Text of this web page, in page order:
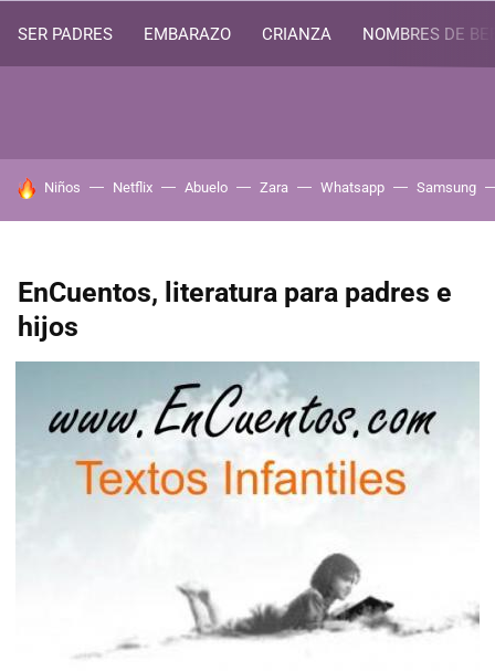
SER PADRES EMBARAZO CRIANZA NOMBRES DE
HOY SE HABLA DE
Niños Netflix Abuelo Zara Whatsapp Samsung
EnCuentos, literatura para padres e
hijos